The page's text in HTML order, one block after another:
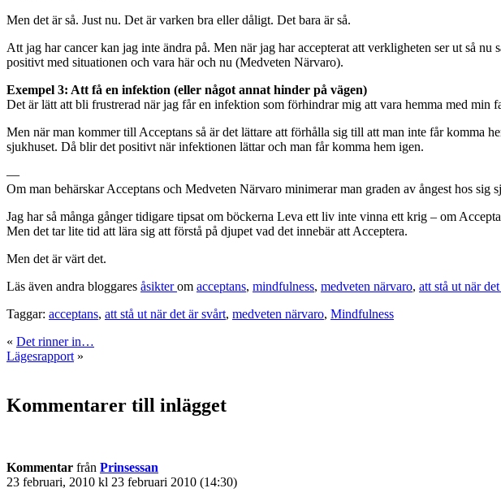
Men det är så. Just nu. Det är varken bra eller dåligt. Det bara är så.
Att jag har cancer kan jag inte ändra på. Men när jag har accepterat att verkligheten ser ut så
positivt med situationen och vara här och nu (Medveten Närvaro).
Exempel 3: Att få en infektion (eller något annat hinder på vägen)
Det är lätt att bli frustrerad när jag får en infektion som förhindrar mig att vara hemma med min
Men när man kommer till Acceptans så är det lättare att förhålla sig till att man inte får komma
sjukhuset. Då blir det positivt när infektionen lättar och man får komma hem igen.
—
Om man behärskar Acceptans och Medveten Närvaro minimerar man graden av ångest hos
Jag har så många gånger tidigare tipsat om böckerna Leva ett liv inte vinna ett krig – om
Men det tar lite tid att lära sig att förstå på djupet vad det innebär att Acceptera.
Men det är värt det.
Läs även andra bloggares åsikterom acceptans, mindfulness, medveten närvaro, att stå ut när
Taggar: acceptans, att stå ut när det är svårt, medveten närvaro, Mindfulness
« Det rinner in…
Lägesrapport »
Kommentarer till inlägget
Kommentar från Prinsessan
23 februari, 2010 kl 23 februari 2010 (14:30)